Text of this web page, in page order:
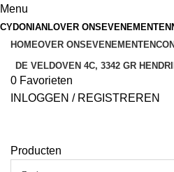
Menu
CYDONIANLOVER ONS EVENEMENTEN
HOMEOVER ONS EVENEMENTEN
DE VELDOVEN 4C, 3342 GR
0 Favorieten
INLOGGEN / REGISTREREN
Producten